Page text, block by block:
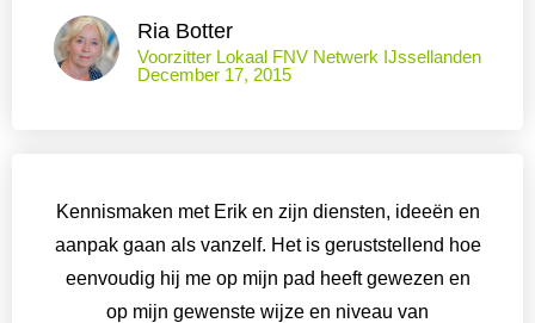
Ria Botter
Voorzitter Lokaal FNV Netwerk IJssellanden
December 17, 2015
Kennismaken met Erik en zijn diensten, ideeën en
aanpak gaan als vanzelf. Het is geruststellend hoe
eenvoudig hij me op mijn pad heeft gewezen en
op mijn gewenste wijze en niveau van